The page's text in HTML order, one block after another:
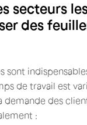
secteurs
des
sont
de travail est
demande des
: